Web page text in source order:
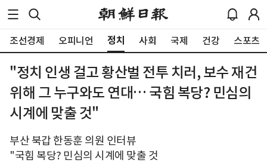
조선경제 오피니언 정치 사회 국제 건강 스포츠
"정치 인생 걸고 황산벌 전투 치러, 보수 재건
위해 그 누구와도 연대… 국힘 복당? 민심의
시계에 맞출 것"
부산 북갑 한동훈 의원 인터뷰
"국힘 복당? 민심의 시계에 맞출 것